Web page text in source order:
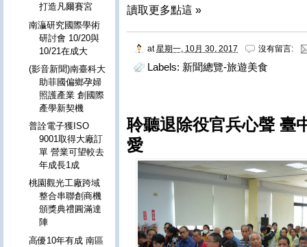
讀取更多點這 »
at星期一, 10月 30, 2017 沒有留言:
Labels: 新聞總覽-旅遊美食
聆聽退除役官兵心聲 臺
愛
打造凡爾賽宮
南灜研究國際學術
研討會 10/20與
10/21在成大
(影音新聞)南臺科大
助菲國偏鄉孕婦
照護產業 創國際
產學新契機
普詮電子獲ISO
9001取得大廠訂
單 營業可望較去
年成長1成
桃園觀光工廠跨域
整合串聯創商機
頒獎典禮圓滿達
陣
高優10年有成 南區